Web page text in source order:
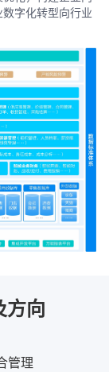
字化转型向行业
方向
管理